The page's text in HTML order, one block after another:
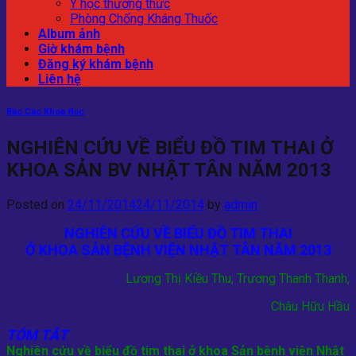
Y học thường thức
Phòng Chống Kháng Thuốc
Album ảnh
Giờ khám bệnh
Đăng ký khám bệnh
Liên hệ
Báo Cáo Khoa Học
NGHIÊN CỨU VỀ BIỂU ĐỒ TIM THAI Ở
KHOA SẢN BV NHẬT TÂN NĂM 2013
Posted on 24/11/201424/11/2014 by admin
NGHIÊN CỨU VỀ BIỂU ĐỒ TIM THAI
Ở KHOA SẢN BỆNH VIỆN NHẬT TÂN NĂM 2013
Lương Thị Kiều Thu, Trương Thanh Thanh,
Châu Hữu Hầu
TÓM TẮT
Nghiên cứu về biểu đồ tim thai ở khoa Sản bệnh viện Nhật